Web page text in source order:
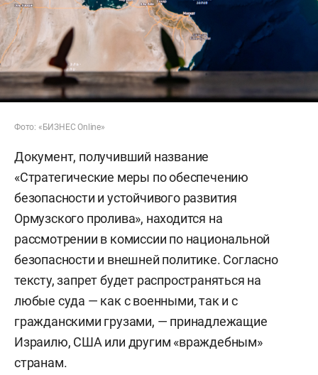
Фото: «БИЗНЕС Online»
Документ, получивший название
«Стратегические меры по обеспечению
безопасности и устойчивого развития
Ормузского пролива», находится на
рассмотрении в комиссии по национальной
безопасности и внешней политике. Согласно
тексту, запрет будет распространяться на
любые суда — как с военными, так и с
гражданскими грузами, — принадлежащие
Израилю, США или другим «враждебным»
странам.